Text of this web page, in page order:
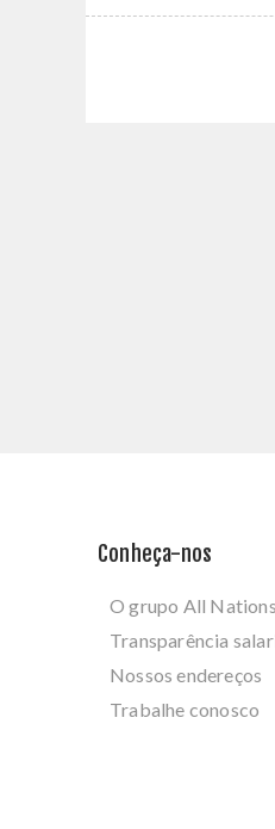
Conheça-nos
O grupo All Nations
Transparência
Nossos endereços
Trabalhe conosco